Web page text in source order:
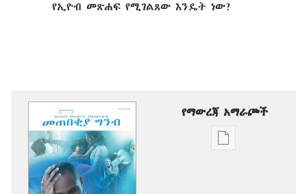
የኢዮብ መጽሐፍ የሚገልጸው እንዴት ነው?
የማውረጃ አማራጮች
የሕትመት